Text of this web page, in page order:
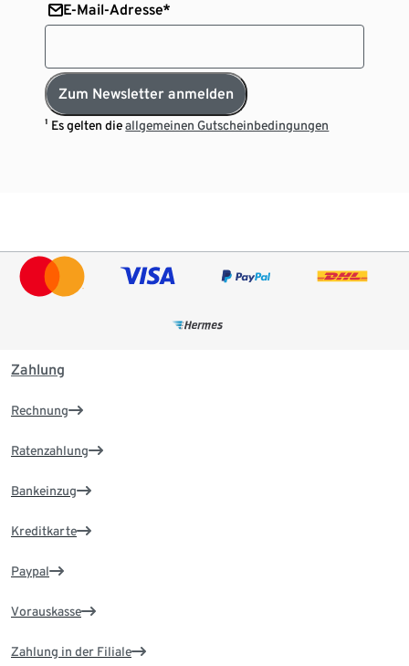
E-Mail-Adresse*
Zum Newsletter anmelden
¹ Es gelten dieallgemeinen Gutscheinbedingungen
Zahlung
Rechnung
Ratenzahlung
Bankeinzug
Kreditkarte
Paypal
Vorauskasse
Zahlung in der Filiale